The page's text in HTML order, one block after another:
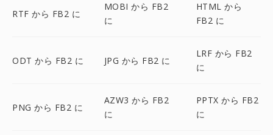
RTF から FB2 に
MOBI から FB2
に
HTML から
FB2 に
ODT から FB2 に JPG から FB2 に
LRF から FB2
に
PNG から FB2 に
AZW3 から FB2
に
PPTX から FB2
に